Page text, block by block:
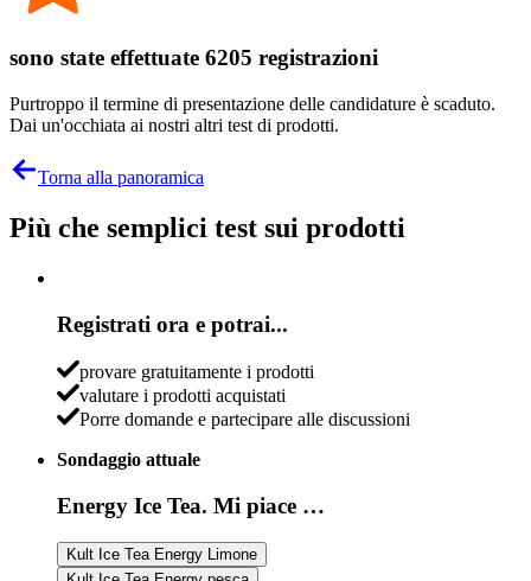
sono state effettuate 6205 registrazioni
Purtroppo il termine di presentazione delle candidature è scaduto.
Dai un'occhiata ai nostri altri test di prodotti.
Torna alla panoramica
Più che semplici test sui prodotti
Registrati ora e potrai...
provare gratuitamente i prodotti
valutare i prodotti acquistati
Porre domande e partecipare alle discussioni
Sondaggio attuale
Energy Ice Tea. Mi piace …
Kult Ice Tea Energy Limone